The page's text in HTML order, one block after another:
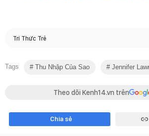
Trí Thức Trẻ
Tags Thu Nhập Của Sao Jennifer
Theo dõi Kenh14.vn trên
Chia sẻ